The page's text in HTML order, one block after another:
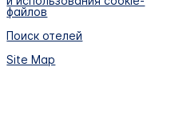
файлов
Поиск отелей
Site Map